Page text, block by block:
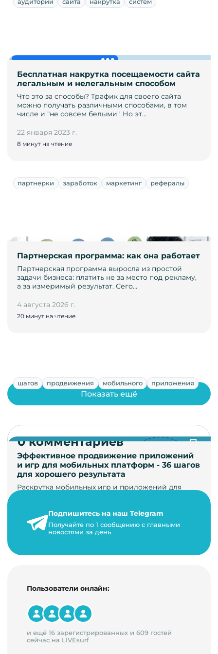
аудитории сайта накрутка систем
Бесплатная накрутка посещаемости сайта
легальным и нелегальным способом
Что это за способы? Трафик для своего сайта
можно получать различными способами, в том
числе и "не совсем белыми". Но эт…
22 января 2023 г.
8 минут на чтение
партнерки заработок маркетинг рефералы
Партнерская программа: как она работает
Партнерская программа выросла из простой
задачи бизнеса: платить не за место под рекламу,
а за измеримый результат. Сего…
4 августа 2026 г.
20 минут на чтение
шагов продвижения мобильного приложения
Эффективное продвижение приложений
и игр для мобильных платформ - 36 шагов
для хорошего результата
Раскрутка мобильных игр и приложений для
24 января 2021 г.
14 минут на чтение
Показать ещё
0 комментариев
Подпишитесь на наш Telegram
Получайте по 1 сообщению с главными
новостями за день
Пользователи онлайн:
и ещё 16 зарегистрированных и 609 гостей
сейчас на LIVEsurf